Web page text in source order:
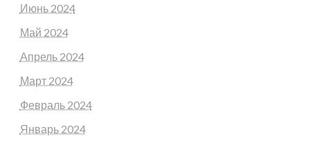
Июнь 2024
Май 2024
Апрель 2024
Март 2024
Февраль 2024
Январь 2024